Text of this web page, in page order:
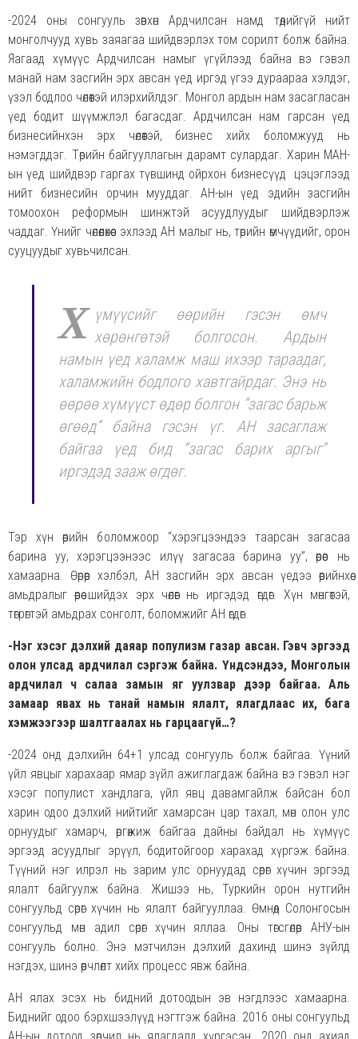
-2024 оны сонгууль зөвхөн Ардчилсан намд төдийгүй нийт
монголчууд хувь заяагаа шийдвэрлэх том сорилт болж байна.
Яагаад хүмүүс Ардчилсан намыг үгүйлээд байна вэ гэвэл
манай нам засгийн эрх авсан үед иргэд үгээ дураараа хэлдэг,
үзэл бодлоо чөлөөтэй илэрхийлдэг. Монгол ардын нам засагласан
үед бодит шүүмжлэл багасдаг. Ардчилсан нам гарсан үед
бизнесийнхэн эрх чөлөөтэй, бизнес хийх боломжууд нь
нэмэгддэг. Төрийн байгууллагын дарамт сулардаг. Харин МАН-
ын үед шийдвэр гаргах түвшинд ойрхон бизнесүүд цэцэглээд
нийт бизнесийн орчин мууддаг. АН-ын үед эдийн засгийн
томоохон реформын шинжтэй асуудлуудыг шийдвэрлэж
чаддаг. Үнийг чөлөөлөхөөс эхлээд АН малыг нь, төрийн өмчүүдийг, орон
сууцуудыг хувьчилсан.
Х үмүүсийг өөрийн гэсэн өмч
хөрөнгөтэй болгосон. Ардын
намын үед халамж маш ихээр тараадаг,
халамжийн бодлого хавтгайрдаг. Энэ нь
өөрөө хүмүүст өдөр болгон “загас барьж
өгөөд” байна гэсэн үг. АН засаглаж
байгаа үед бид “загас барих аргыг”
иргэдэд зааж өгдөг.
Тэр хүн өөрийн боломжоор “хэрэгцээндээ таарсан загасаа
барина уу, хэрэгцээнээс илүү загасаа барина уу”, өөрөөс нь
хамаарна. Өөрөөр хэлбэл, АН засгийн эрх авсан үедээ өөрийнхөө
амьдралыг өөрөө шийдэх эрх чөлөөг нь иргэдэд өгдөг. Хүн мөнгөтэй,
төгрөгтэй амьдрах сонголт, боломжийг АН өгдөг.
-Нэг хэсэг дэлхий даяар популизм газар авсан. Гэвч эргээд
олон улсад ардчилал сэргэж байна. Үндсэндээ, Монголын
ардчилал ч салаа замын яг уулзвар дээр байгаа. Аль
замаар явах нь танай намын ялалт, ялагдлаас их, бага
хэмжээгээр шалтгаалах нь гарцаагүй…?
-2024 онд дэлхийн 64+1 улсад сонгууль болж байгаа. Үүний
үйл явцыг харахаар ямар зүйл ажиглагдаж байна вэ гэвэл нэг
хэсэг популист хандлага, үйл явц давамгайлж байсан бол
харин одоо дэлхий нийтийг хамарсан цар тахал, мөн олон улс
орнуудыг хамарч, өргөжиж байгаа дайны байдал нь хүмүүс
эргээд асуудлыг эрүүл, бодитойгоор харахад хүргэж байна.
Түүний нэг илрэл нь зарим улс орнуудад сөрөг хүчин эргээд
ялалт байгуулж байна. Жишээ нь, Туркийн орон нутгийн
сонгуульд сөрөг хүчин нь ялалт байгууллаа. Өмнөд Солонгосын
сонгуульд мөн адил сөрөг хүчин яллаа. Оны төгсгөлөөр АНУ-ын
сонгууль болно. Энэ мэтчилэн дэлхий дахинд шинэ зүйлд
нэгдэх, шинэ өөрчлөлт хийх процесс явж байна.
АН ялах эсэх нь бидний дотоодын эв нэгдлээс хамаарна.
Биднийг одоо бэрхшээлүүд нэгтгэж байна. 2016 оны сонгуульд